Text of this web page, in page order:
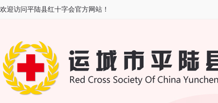
欢迎访问平陆县红十字会官方网站！